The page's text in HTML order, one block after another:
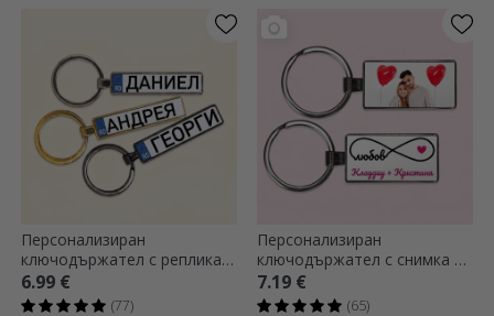
Персонализиран
ключодържател с реплика
на автомобилен номер с
вашето име
6.99 €
(77)
Персонализиран
ключодържател с снимка и
текст - модел „Безкрайна
любов“
7.19 €
(65)